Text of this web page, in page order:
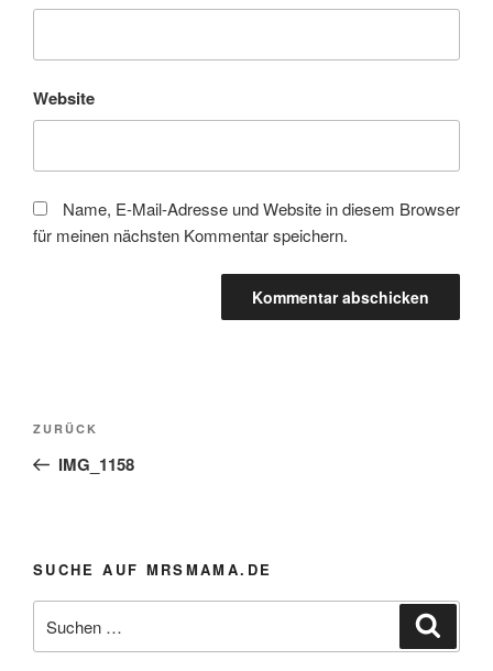
Website
Name, E-Mail-Adresse und Website in diesem Browser
für meinen nächsten Kommentar speichern.
Beitragsnavigation
Vorheriger
Beitrag
ZURÜCK
IMG_1158
SUCHE AUF MRSMAMA.DE
nach: